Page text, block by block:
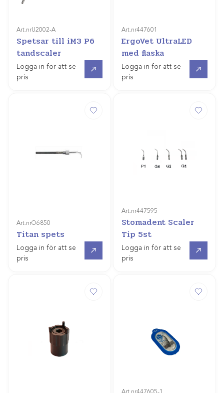
Art.nrU2002-A
Spetsar till iM3 P6
tandscaler
Logga in för att se
pris
Art.nr447601
ErgoVet UltraLED
med flaska
Logga in för att se
pris
Art.nrO6850
Titan spets
Logga in för att se
pris
Art.nr447595
Stomadent Scaler
Tip 5st
Logga in för att se
pris